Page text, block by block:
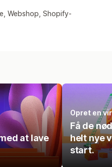
Webshop, Shopify-
at lave
Opret en
Få de
helt nye
start.